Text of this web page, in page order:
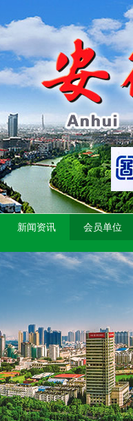
新闻资讯 会员单位